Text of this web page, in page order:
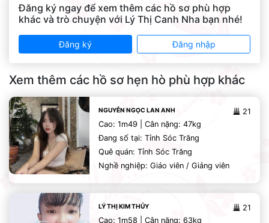
Đăng ký ngay để xem thêm các hồ sơ phù hợp
khác và trò chuyện với Lý Thị Canh Nha bạn nhé!
Đăng ký Đăng nhập
Xem thêm các hồ sơ hẹn hò phù hợp khác
21
NGUYỄN NGỌC LAN ANH
Cao: 1m49 | Cân nặng: 47kg
Đang số tại: Tỉnh Sóc Trăng
Quê quán: Tỉnh Sóc Trăng
Nghề nghiệp: Giáo viên / Giảng viên
21
LÝ THỊ KIM THỦY
Cao: 1m58 | Cân nặng: 63kg